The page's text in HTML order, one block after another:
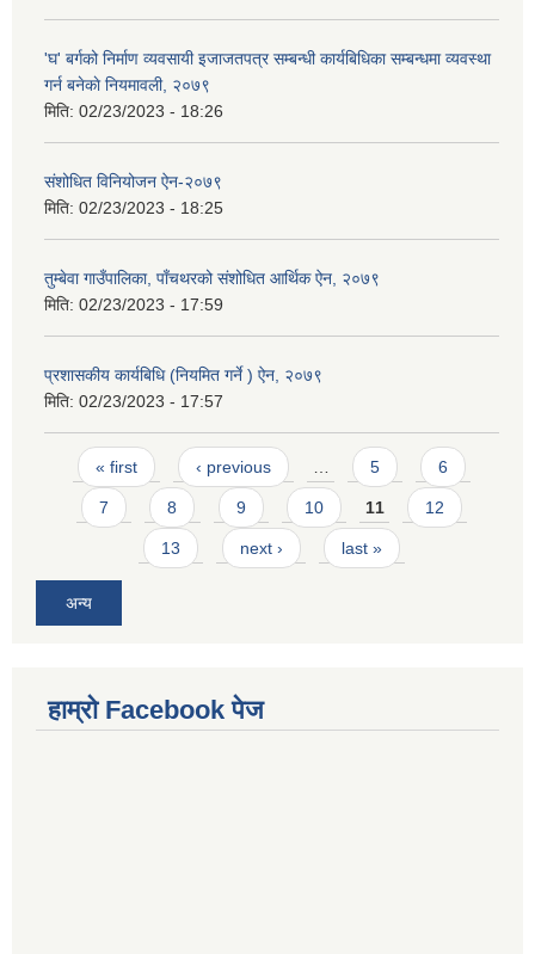
'घ' बर्गको निर्माण व्यवसायी इजाजतपत्र सम्बन्धी कार्यबिधिका सम्बन्धमा व्यवस्था
गर्न बनेकाे नियमावली, २०७९
मिति: 02/23/2023 - 18:26
संशोधित विनियोजन ऐन-२०७९
मिति: 02/23/2023 - 18:25
तुम्बेवा गाउँपालिका, पाँचथरको संशोधित आर्थिक ऐन, २०७९
मिति: 02/23/2023 - 17:59
प्रशासकीय कार्यबिधि (नियमित गर्ने ) ऐन, २०७९
मिति: 02/23/2023 - 17:57
Pages
« first ‹ previous 5 6
7 8 9 10 11 12
13 next › last »
अन्य
हाम्राे Facebook पेज